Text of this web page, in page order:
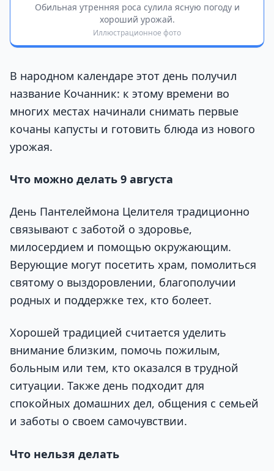
Обильная утренняя роса сулила ясную погоду и
хороший урожай.
Иллюстрационное фото
В народном календаре этот день получил
название Кочанник: к этому времени во
многих местах начинали снимать первые
кочаны капусты и готовить блюда из нового
урожая.
Что можно делать 9 августа
День Пантелеймона Целителя традиционно
связывают с заботой о здоровье,
милосердием и помощью окружающим.
Верующие могут посетить храм, помолиться
святому о выздоровлении, благополучии
родных и поддержке тех, кто болеет.
Хорошей традицией считается уделить
внимание близким, помочь пожилым,
больным или тем, кто оказался в трудной
ситуации. Также день подходит для
спокойных домашних дел, общения с семьей
и заботы о своем самочувствии.
Что нельзя делать